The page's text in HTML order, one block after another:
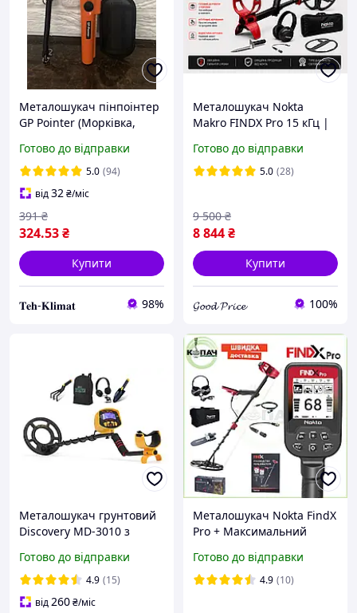
Металошукач пінпоінтер
GP Pointer (Морківка,
прозорий чохол
Готово до відправки
5.0 (94)
від32₴/міс
324.53₴
391 ₴
Купити
𝐓𝐞𝐡-𝐊𝐥𝐢𝐦𝐚𝐭 98%
Металошукач Nokta
Makro FINDX Pro 15 кГц |
офіційна гарантія 2 роки
Готово до відправки
5.0 (28)
8 844₴
9 500 ₴
Купити
𝓖𝓸𝓸𝓭 𝓟𝓻𝓲𝓬𝓮 100%
Металошукач грунтовий
Discovery MD-3010 з
(покращена версія 2026
року)
Готово до відправки
4.9 (15)
від260₴/міс
Металошукач Nokta FindX
Pro + Максимальний
Акумулятор. Частота 15
кГц. Офіційна гарантія 2
Готово до відправки
4.9 (10)